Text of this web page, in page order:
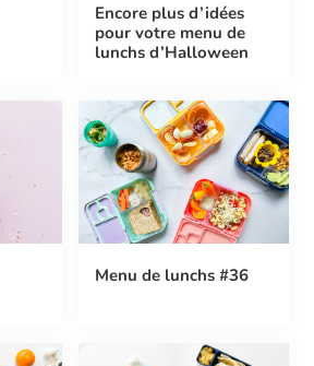
Encore plus d’idées
pour votre menu de
lunchs d’Halloween
Menu de lunchs #36